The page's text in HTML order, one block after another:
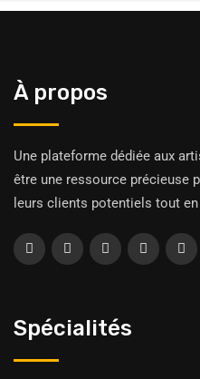
À propos
Une plateforme dédiée aux
être une ressource précieuse
leurs clients potentiels tout
Spécialités